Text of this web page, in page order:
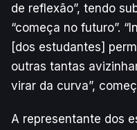
de reflexão”, tendo
“começa no futuro”.
[dos estudantes]
outras tantas
virar da curva”,
A representante dos